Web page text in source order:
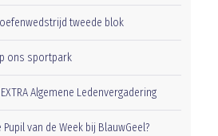
tweede blok
ons sportpark
Algemene Ledenvergadering
van de Week bij BlauwGeel?